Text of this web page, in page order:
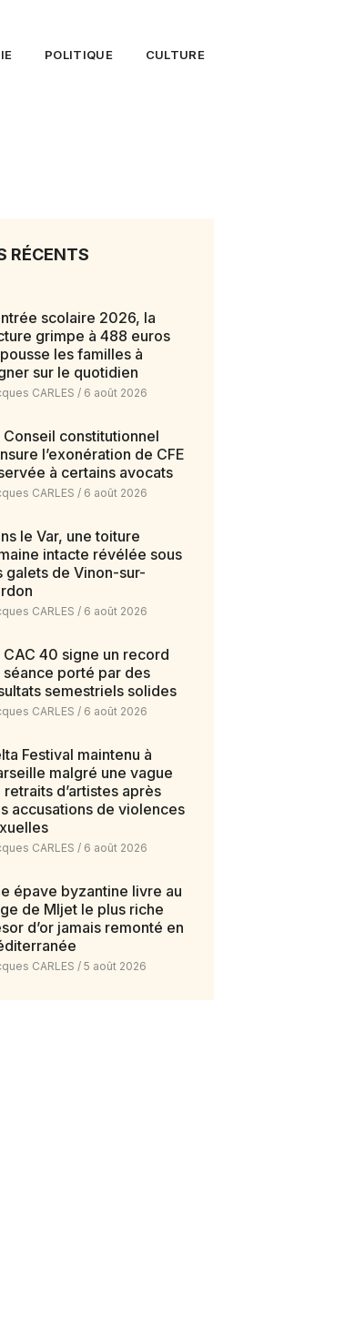
POLITIQUE CULTURE
RÉCENTS
scolaire 2026, la
grimpe à 488 euros
les familles à
sur le quotidien
CARLES 6 août 2026
Conseil constitutionnel
l’exonération de CFE
à certains avocats
CARLES 6 août 2026
le Var, une toiture
intacte révélée sous
galets de Vinon-sur-
CARLES 6 août 2026
CAC 40 signe un record
séance porté par des
semestriels solides
CARLES 6 août 2026
Festival maintenu à
malgré une vague
retraits d’artistes après
accusations de violences
CARLES 6 août 2026
épave byzantine livre au
de Mljet le plus riche
d’or jamais remonté en
CARLES 5 août 2026